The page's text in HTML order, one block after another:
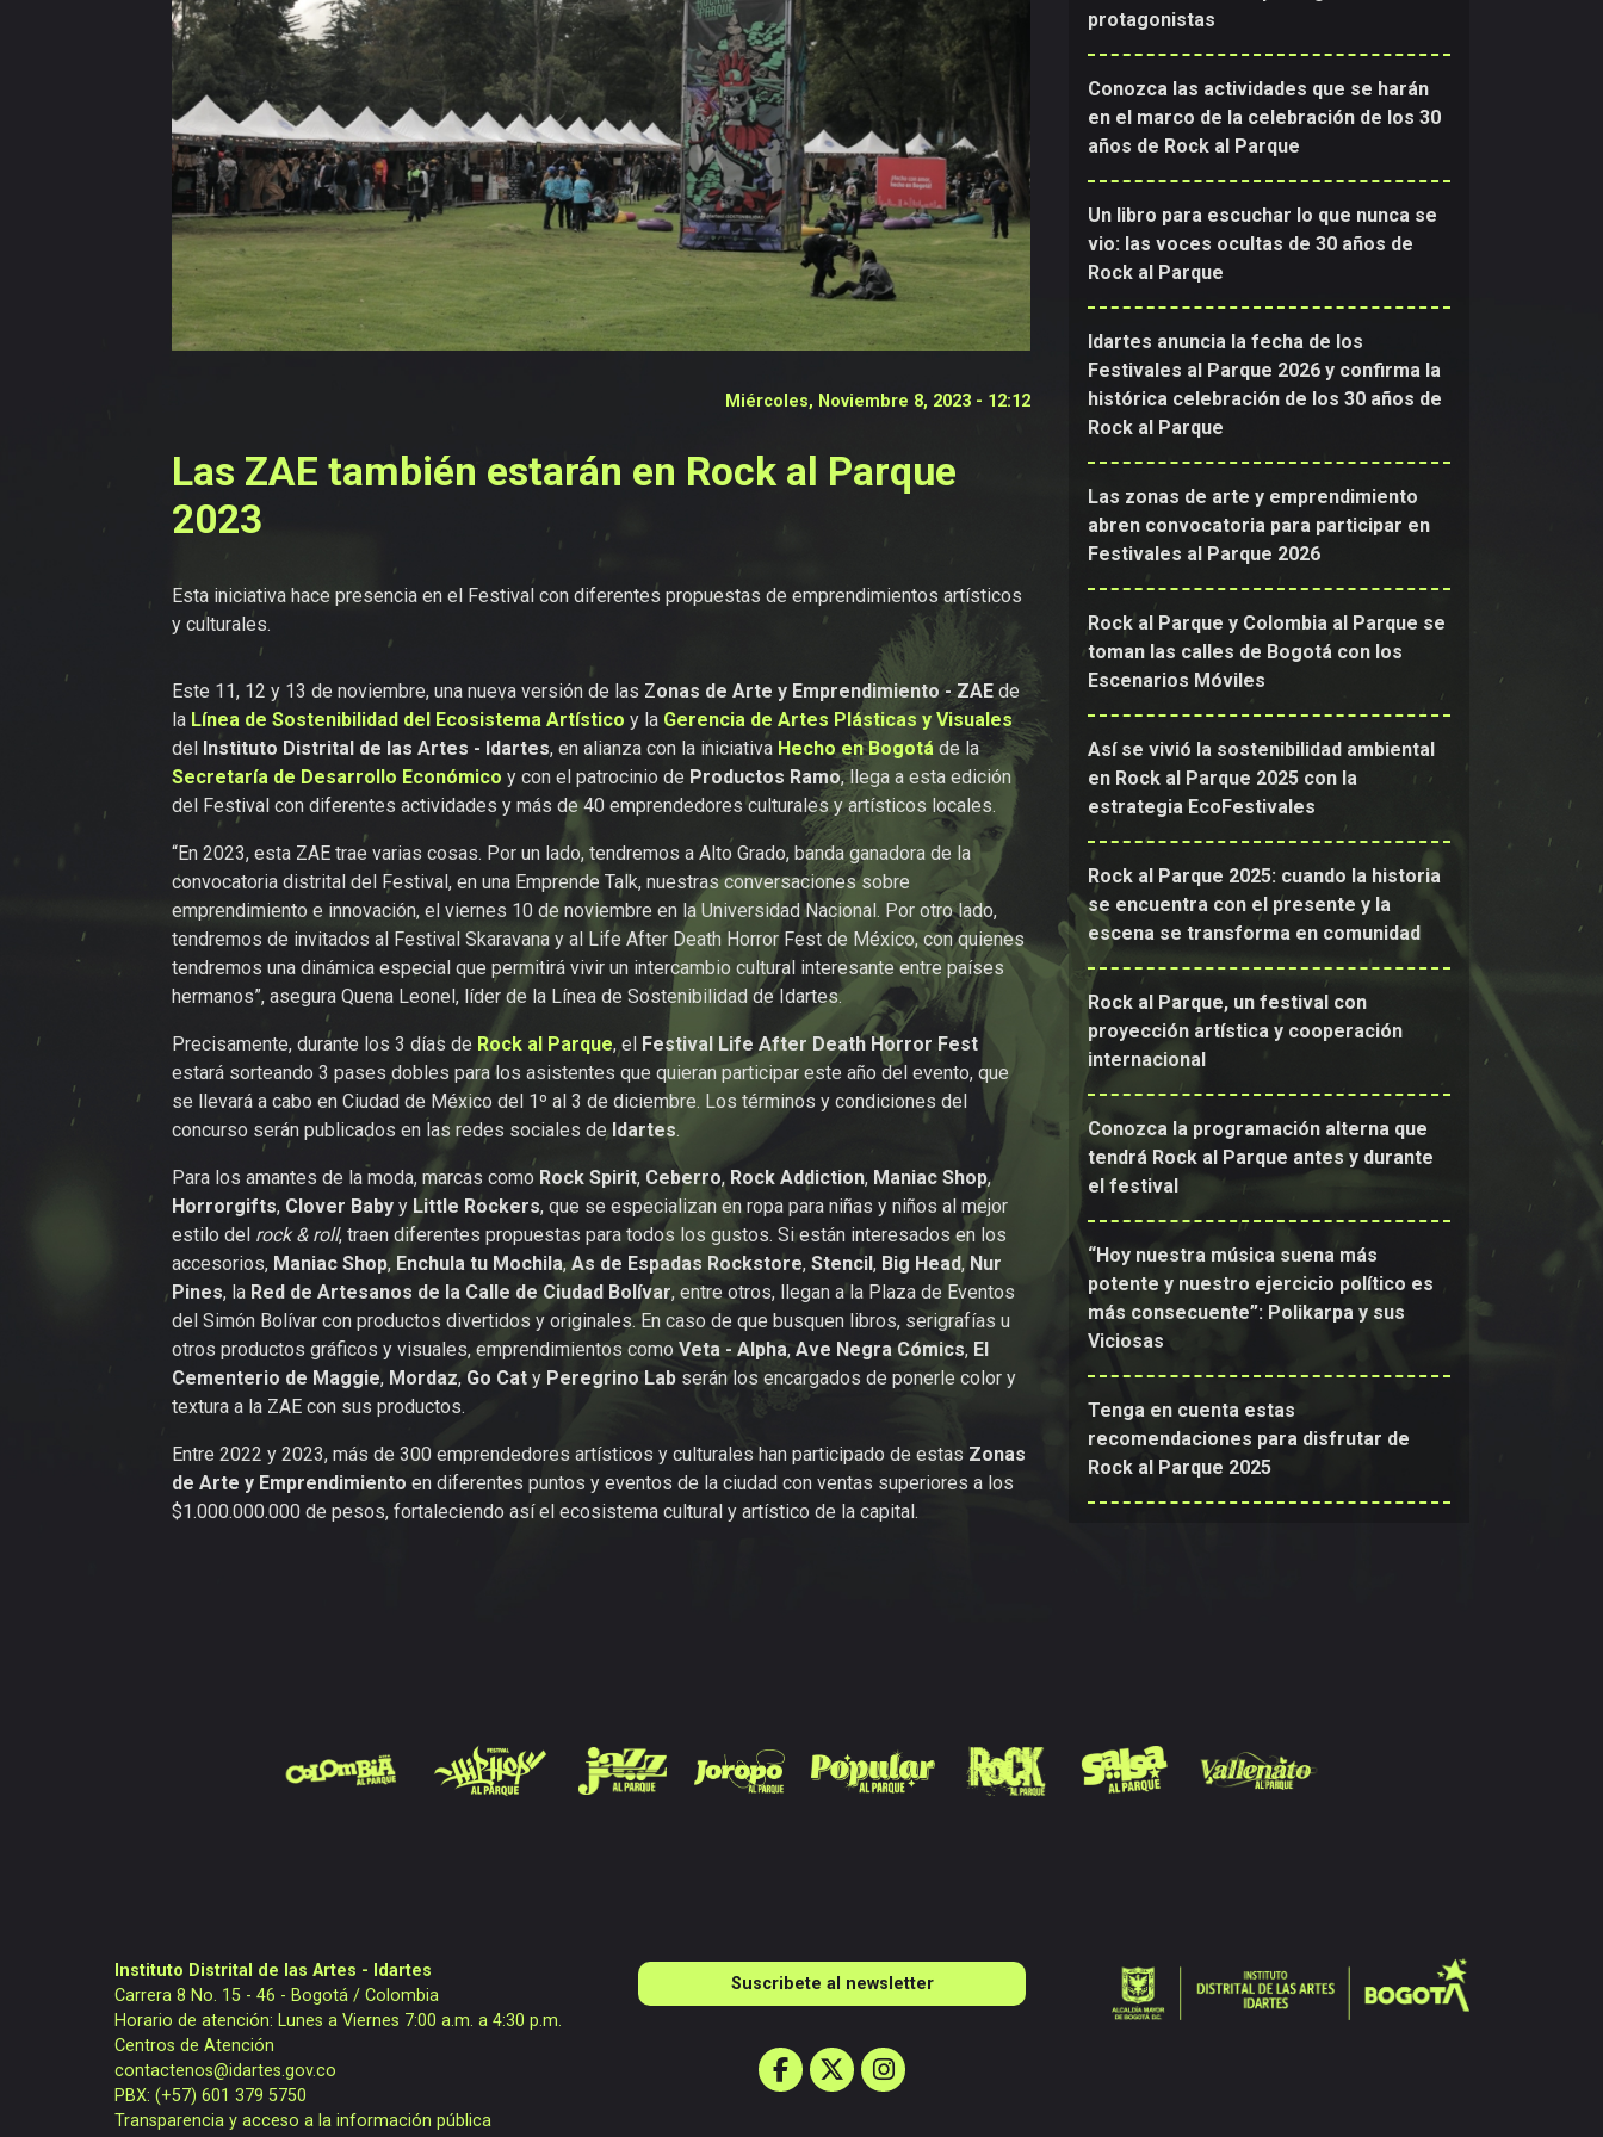
Miércoles, Noviembre 8, 2023 - 12:12
Las ZAE también estarán en Rock al Parque
2023
Esta iniciativa hace presencia en el Festival con diferentes propuestas de emprendimientos artísticos
y culturales.
Este 11, 12 y 13 de noviembre, una nueva versión de las Zonas de Arte y Emprendimiento - ZAE de
la Línea de Sostenibilidad del Ecosistema Artístico y la Gerencia de Artes Plásticas y Visuales
del Instituto Distrital de las Artes - Idartes, en alianza con la iniciativa Hecho en Bogotá de la
Secretaría de Desarrollo Económico y con el patrocinio de Productos Ramo, llega a esta edición
del Festival con diferentes actividades y más de 40 emprendedores culturales y artísticos locales.
“En 2023, esta ZAE trae varias cosas. Por un lado, tendremos a Alto Grado, banda ganadora de la
convocatoria distrital del Festival, en una Emprende Talk, nuestras conversaciones sobre
emprendimiento e innovación, el viernes 10 de noviembre en la Universidad Nacional. Por otro lado,
tendremos de invitados al Festival Skaravana y al Life After Death Horror Fest de México, con quienes
tendremos una dinámica especial que permitirá vivir un intercambio cultural interesante entre países
hermanos”, asegura Quena Leonel, líder de la Línea de Sostenibilidad de Idartes.
Precisamente, durante los 3 días de Rock al Parque, el Festival Life After Death Horror Fest
estará sorteando 3 pases dobles para los asistentes que quieran participar este año del evento, que
se llevará a cabo en Ciudad de México del 1º al 3 de diciembre. Los términos y condiciones del
concurso serán publicados en las redes sociales deIdartes.
Para los amantes de la moda, marcas como Rock Spirit, Ceberro, Rock Addiction, Maniac Shop,
Horrorgifts, Clover Baby y Little Rockers, que se especializan en ropa para niñas y niños al mejor
estilo del rock & roll, traen diferentes propuestas para todos los gustos. Si están interesados en los
accesorios, Maniac Shop, Enchula tu Mochila,As de Espadas Rockstore, Stencil, Big Head,Nur
Pines, la Red de Artesanos de la Calle de Ciudad Bolívar, entre otros, llegan a la Plaza de Eventos
del Simón Bolívar con productos divertidos y originales. En caso de que busquen libros, serigrafías u
otros productos gráficos y visuales, emprendimientos como Veta - Alpha, Ave Negra Cómics, El
Cementerio de Maggie, Mordaz,Go Cat y Peregrino Lab serán los encargados de ponerle color y
textura a la ZAE con sus productos.
Entre 2022 y 2023, más de 300 emprendedores artísticos y culturales han participado de estas Zonas
de Arte y Emprendimiento en diferentes puntos y eventos de la ciudad con ventas superiores a los
$1.000.000.000 de pesos, fortaleciendo así el ecosistema cultural y artístico de la capital.
protagonistas
Conozca las actividades que se harán
en el marco de la celebración de los 30
años de Rock al Parque
Un libro para escuchar lo que nunca se
vio: las voces ocultas de 30 años de
Rock al Parque
Idartes anuncia la fecha de los
Festivales al Parque 2026 y confirma la
histórica celebración de los 30 años de
Rock al Parque
Las zonas de arte y emprendimiento
abren convocatoria para participar en
Festivales al Parque 2026
Rock al Parque y Colombia al Parque se
toman las calles de Bogotá con los
Escenarios Móviles
Así se vivió la sostenibilidad ambiental
en Rock al Parque 2025 con la
estrategia EcoFestivales
Rock al Parque 2025: cuando la historia
se encuentra con el presente y la
escena se transforma en comunidad
Rock al Parque, un festival con
proyección artística y cooperación
internacional
Conozca la programación alterna que
tendrá Rock al Parque antes y durante
el festival
“Hoy nuestra música suena más
potente y nuestro ejercicio político es
más consecuente”: Polikarpa y sus
Viciosas
Tenga en cuenta estas
recomendaciones para disfrutar de
Rock al Parque 2025
Instituto Distrital de las Artes - Idartes
Carrera 8 No. 15 - 46 - Bogotá / Colombia
Horario de atención: Lunes a Viernes 7:00 a.m. a 4:30 p.m.
Centros de Atención
contactenos@idartes.gov.co
PBX: (+57) 601 379 5750
Transparencia y acceso a la información pública
Suscribete al newsletter